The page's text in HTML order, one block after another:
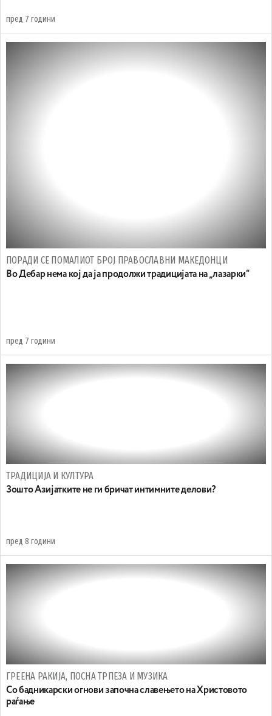
пред 7 години
ПОРАДИ СЕ ПОМАЛИОТ БРОЈ ПРАВОСЛАВНИ МАКЕДОНЦИ
Во Дебар нема кој да ја продолжи традицијата на „лазарки“
пред 7 години
ТРАДИЦИЈА И КУЛТУРА
Зошто Азијатките не ги бричат интимните делови?
пред 8 години
ГРЕЕНА РАКИЈА, ПОСНА ТРПЕЗА И МУЗИКА
Со бадникарски огнови започна славењето на Христовото
раѓање